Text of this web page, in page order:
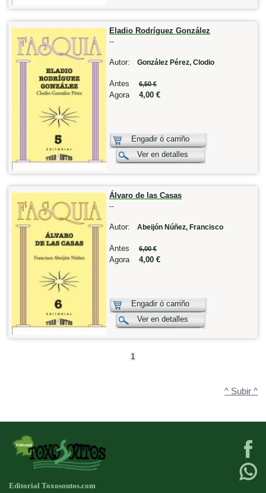
Eladio Rodríguez González
--
Autor: González Pérez, Clodio
Antes 6,50 €
Agora 4,00 €
Engadir ó carriño
Ver en detalles
Álvaro de las Casas
--
Autor: Abeijón Núñez, Francisco
Antes 6,00 €
Agora 4,00 €
Engadir ó carriño
Ver en detalles
1
^ Subir ^
Editorial Toxosoutos.com